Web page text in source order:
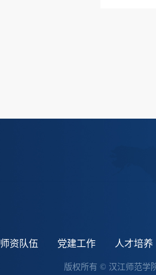
师资队伍 党建工作 人才培养
版权所有 © 汉江师范学